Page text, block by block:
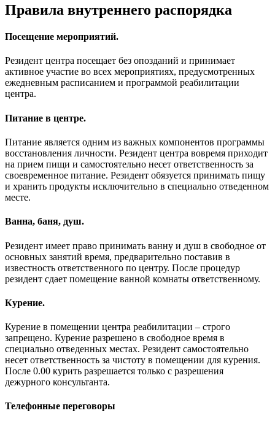
Правила внутреннего распорядка
Посещение мероприятий.
Резидент центра посещает без опозданий и принимает
активное участие во всех мероприятиях, предусмотренных
ежедневным расписанием и программой реабилитации
центра.
Питание в центре.
Питание является одним из важных компонентов программы
восстановления личности. Резидент центра вовремя приходит
на прием пищи и самостоятельно несет ответственность за
своевременное питание. Резидент обязуется принимать пищу
и хранить продукты исключительно в специально отведенном
месте.
Ванна, баня, душ.
Резидент имеет право принимать ванну и душ в свободное от
основных занятий время, предварительно поставив в
известность ответственного по центру. После процедур
резидент сдает помещение ванной комнаты ответственному.
Курение.
Курение в помещении центра реабилитации – строго
запрещено. Курение разрешено в свободное время в
специально отведенных местах. Резидент самостоятельно
несет ответственность за чистоту в помещении для курения.
После 0.00 курить разрешается только с разрешения
дежурного консультанта.
Телефонные переговоры